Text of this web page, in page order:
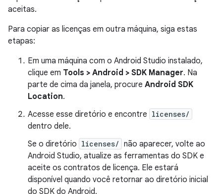
aceitas.
Para copiar as licenças em outra máquina, siga estas
etapas:
Em uma máquina com o Android Studio instalado,
clique em Tools > Android > SDK Manager. Na
parte de cima da janela, procure Android SDK
Location.
Acesse esse diretório e encontre licenses/
dentro dele.
Se o diretório licenses/ não aparecer, volte ao
Android Studio, atualize as ferramentas do SDK e
aceite os contratos de licença. Ele estará
disponível quando você retornar ao diretório inicial
do SDK do Android.